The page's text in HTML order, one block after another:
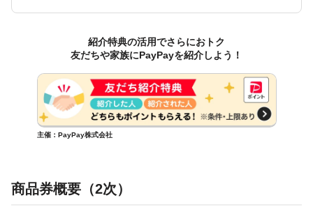
紹介特典の活用でさらにおトク
友だちや家族にPayPayを紹介しよう！
主催：PayPay株式会社
商品券概要（2次）